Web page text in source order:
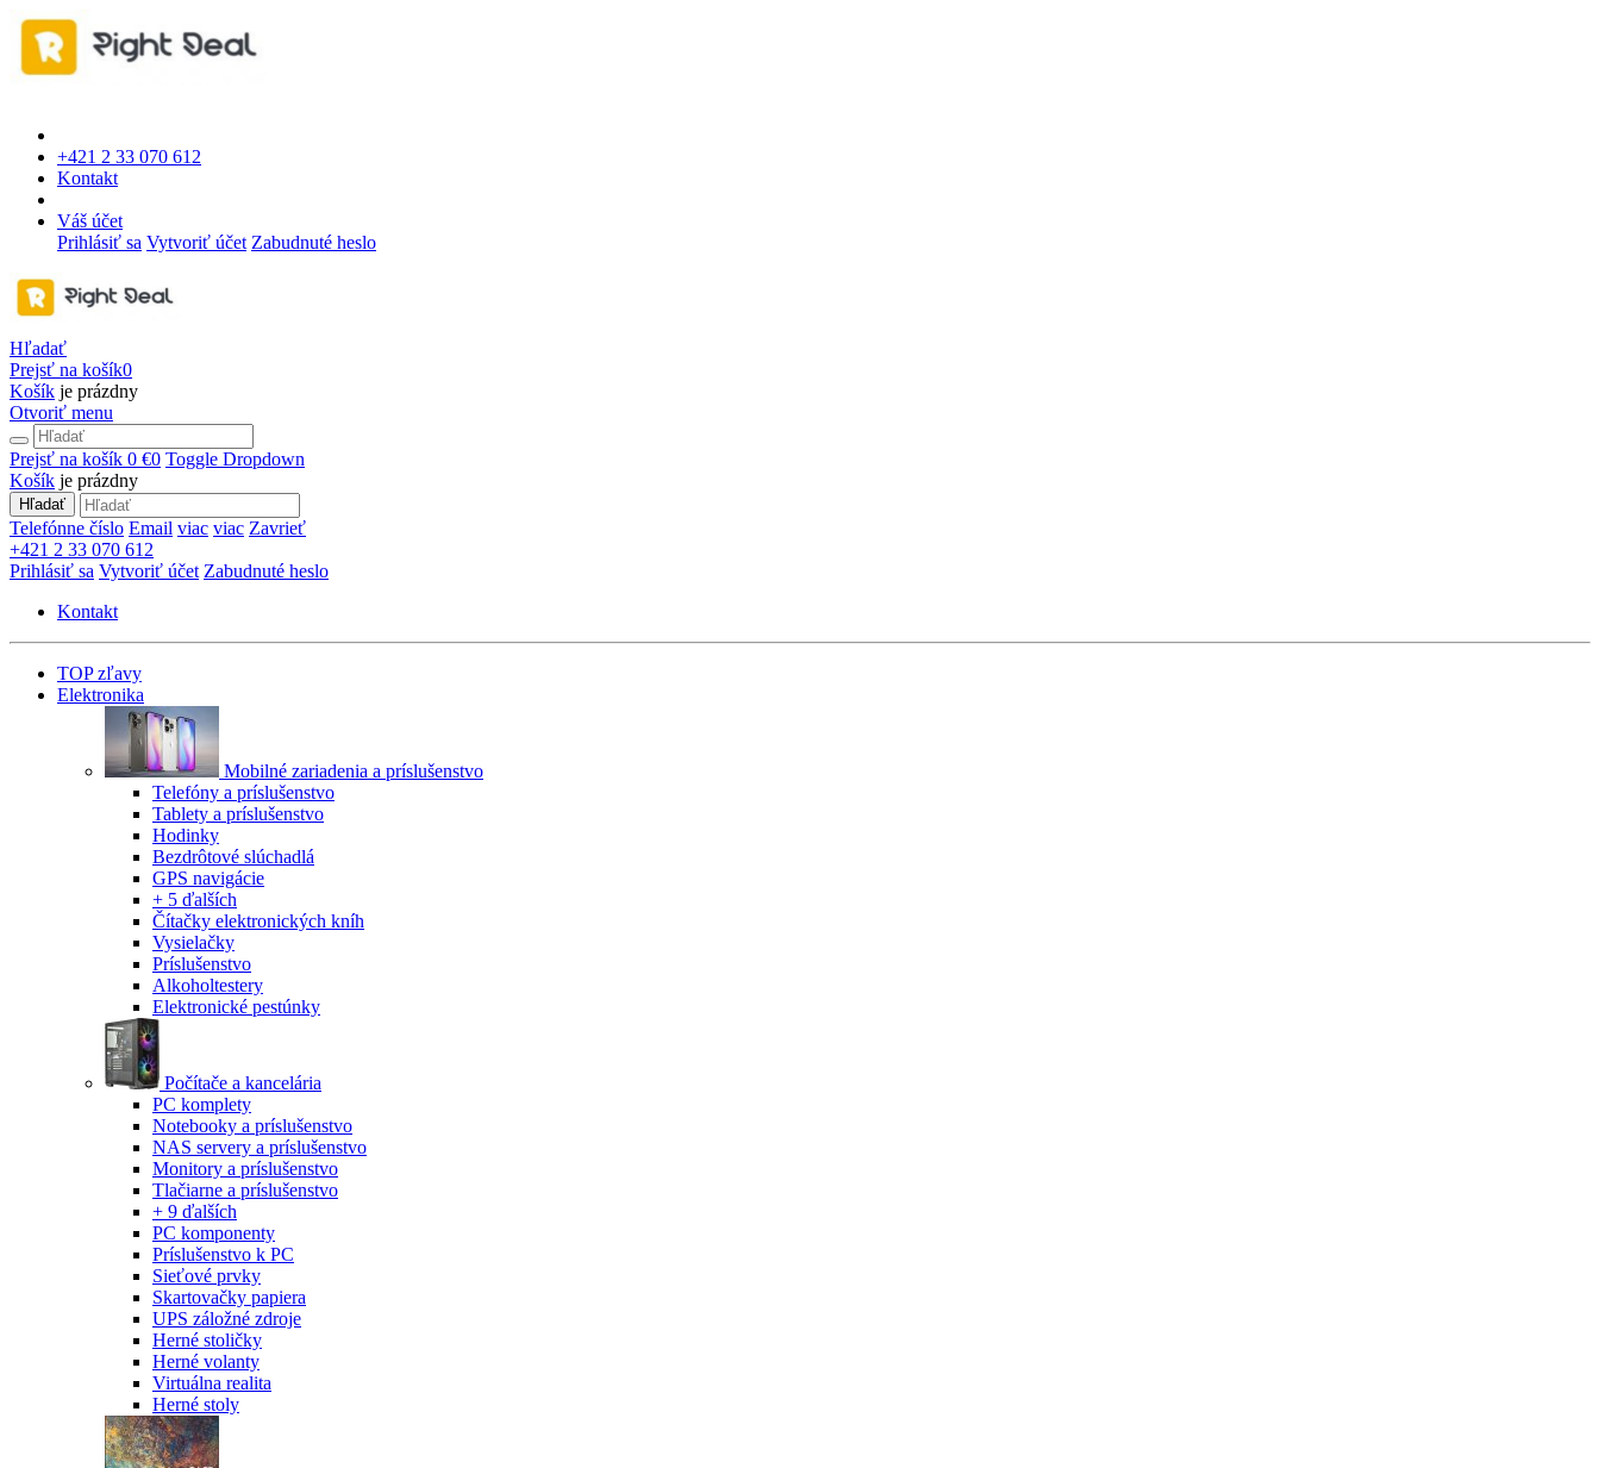
+421 2 33 070 612
Kontakt
Váš účet
Prihlásiť sa Vytvoriť účet Zabudnuté heslo
Hľadať
Prejsť na košík0
Košík je prázdny
Otvoriť menu
Prejsť na košík 0 €0 Toggle Dropdown
Košík je prázdny
Hľadať
Telefónne číslo Email viac viac Zavrieť
+421 2 33 070 612
Prihlásiť sa Vytvoriť účet Zabudnuté heslo
Kontakt
TOP zľavy
Elektronika
Mobilné zariadenia a príslušenstvo
Telefóny a príslušenstvo
Tablety a príslušenstvo
Hodinky
Bezdrôtové slúchadlá
GPS navigácie
+ 5 ďalších
Čítačky elektronických kníh
Vysielačky
Príslušenstvo
Alkoholtestery
Elektronické pestúnky
Počítače a kancelária
PC komplety
Notebooky a príslušenstvo
NAS servery a príslušenstvo
Monitory a príslušenstvo
Tlačiarne a príslušenstvo
+ 9 ďalších
PC komponenty
Príslušenstvo k PC
Sieťové prvky
Skartovačky papiera
UPS záložné zdroje
Herné stoličky
Herné volanty
Virtuálna realita
Herné stoly